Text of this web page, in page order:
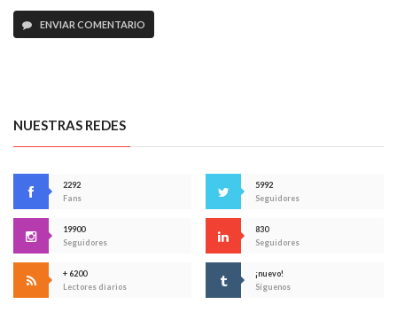
ENVIAR COMENTARIO
NUESTRAS REDES
2292
Fans
5992
Seguidores
19900
Seguidores
830
Seguidores
+ 6200
Lectores diarios
¡nuevo!
Síguenos